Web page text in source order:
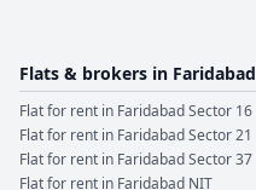
Flats & brokers in Faridabad
Flat for rent in FaridabadSector 16
Flat for rent in FaridabadSector 21
Flat for rent in FaridabadSector 37
Flat for rent in Faridabad NIT